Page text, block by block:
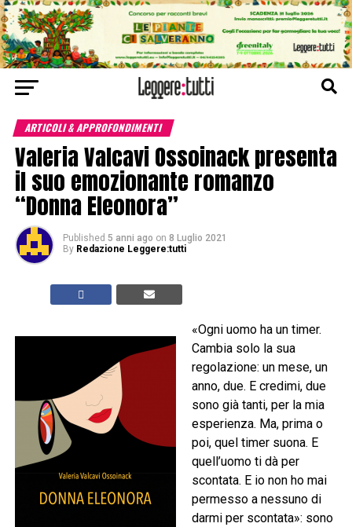
ARTICOLI & APPROFONDIMENTI
Valeria Valcavi Ossoinack presenta
il suo emozionante romanzo
“Donna Eleonora”
Published 5 anni ago on 8 Luglio 2021
By Redazione Leggere:tutti
«Ogni uomo ha un timer.
Cambia solo la sua
regolazione: un mese, un
anno, due. E credimi, due
sono già tanti, per la mia
esperienza. Ma, prima o
poi, quel timer suona. E
quell’uomo ti dà per
scontata. E io non ho mai
permesso a nessuno di
darmi per scontata»: sono